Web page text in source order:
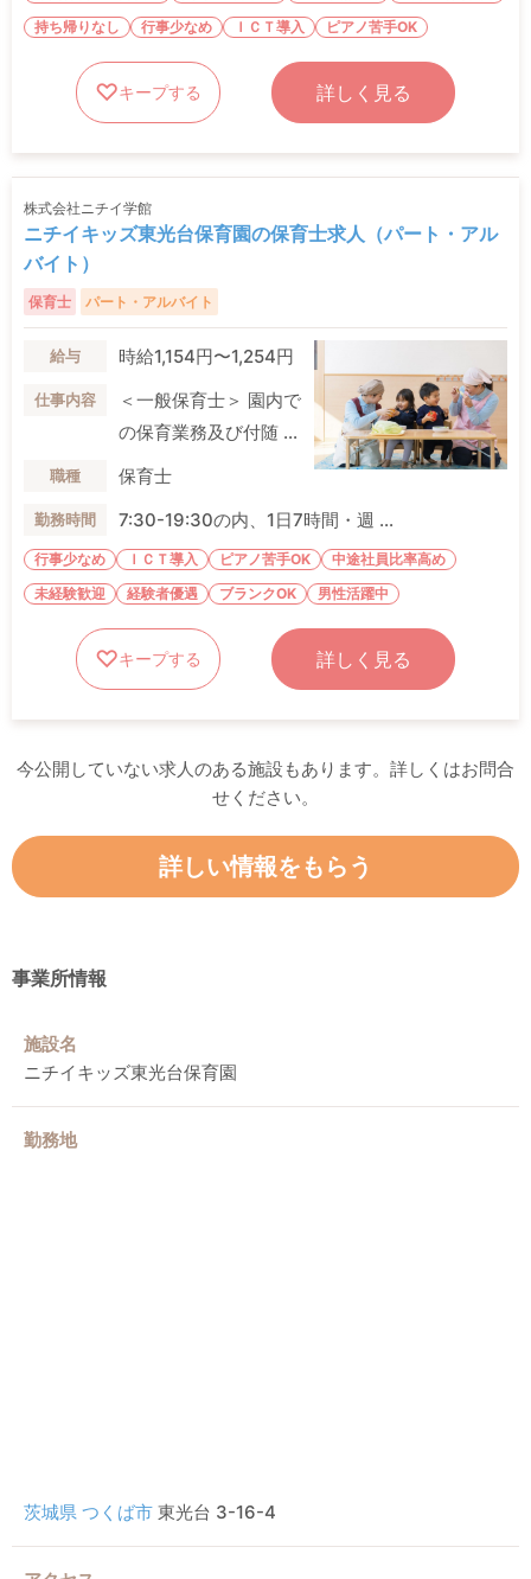
持ち帰りなし
行事少なめ ＩＣＴ導入 ピアノ苦手OK
キープする 詳しく見る
株式会社ニチイ学館
ニチイキッズ東光台保育園の保育士求人（パート・アル
バイト）
保育士 パート・アルバイト
給与 時給1,154円〜1,254円
仕事内容
＜一般保育士＞ 園内で
の保育業務及び付随 ...
職種 保育士
勤務時間 7:30-19:30の内、1日7時間・週 ...
行事少なめ ＩＣＴ導入 ピアノ苦手OK
中途社員比率高め
未経験歓迎
経験者優遇 ブランクOK 男性活躍中
キープする 詳しく見る
今公開していない求人のある施設もあります。詳しくはお問合
せください。
詳しい情報をもらう
事業所情報
施設名
ニチイキッズ東光台保育園
勤務地
茨城県 つくば市 東光台 3-16-4